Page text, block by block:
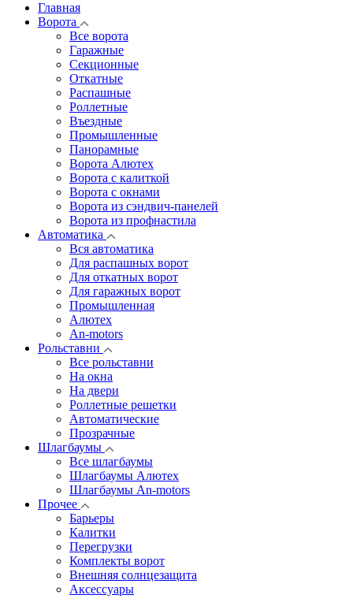
Главная
Ворота
Все ворота
Гаражные
Секционные
Откатные
Распашные
Роллетные
Въездные
Промышленные
Панорамные
Ворота Алютех
Ворота с калиткой
Ворота c окнами
Ворота из сэндвич-панелей
Ворота из профнастила
Автоматика
Вся автоматика
Для распашных ворот
Для откатных ворот
Для гаражных ворот
Промышленная
Алютех
An-motors
Рольставни
Все рольставни
На окна
На двери
Роллетные решетки
Автоматические
Прозрачные
Шлагбаумы
Все шлагбаумы
Шлагбаумы Алютех
Шлагбаумы An-motors
Прочее
Барьеры
Калитки
Перегрузки
Комплекты ворот
Внешняя солнцезащита
Аксессуары